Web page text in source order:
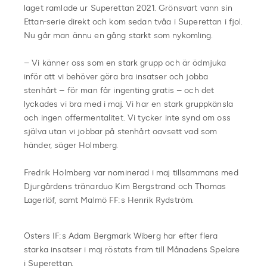
laget ramlade ur Superettan 2021. Grönsvart vann sin
Ettan-serie direkt och kom sedan tvåa i Superettan i fjol.
Nu går man ännu en gång starkt som nykomling.
– Vi känner oss som en stark grupp och är ödmjuka
inför att vi behöver göra bra insatser och jobba
stenhårt – för man får ingenting gratis – och det
lyckades vi bra med i maj. Vi har en stark gruppkänsla
och ingen offermentalitet. Vi tycker inte synd om oss
själva utan vi jobbar på stenhårt oavsett vad som
händer, säger Holmberg.
Fredrik Holmberg var nominerad i maj tillsammans med
Djurgårdens tränarduo Kim Bergstrand och Thomas
Lagerlöf, samt Malmö FF:s Henrik Rydström.
Östers IF:s Adam Bergmark Wiberg har efter flera
starka insatser i maj röstats fram till Månadens Spelare
i Superettan.